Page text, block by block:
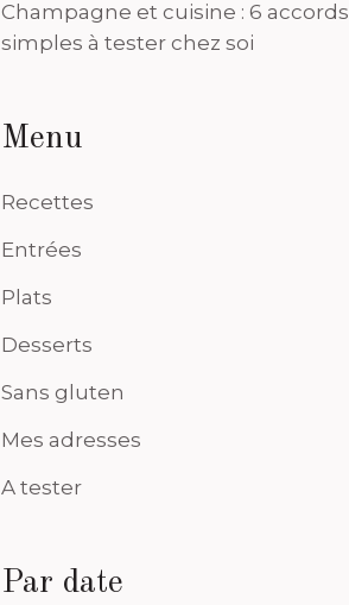
Champagne et cuisine : 6 accords
simples à tester chez soi
Menu
Recettes
Entrées
Plats
Desserts
Sans gluten
Mes adresses
A tester
Par date